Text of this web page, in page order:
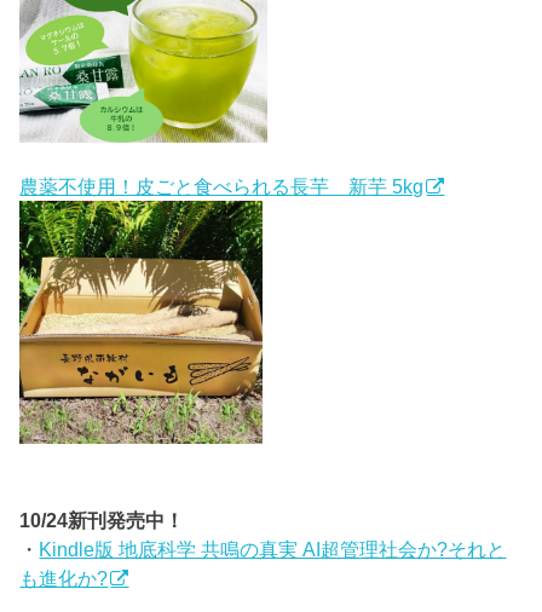
農薬不使用！皮ごと食べられる長芋 新芋 5kg
10/24新刊発売中！
・ Kindle版 地底科学 共鳴の真実 AI超管理社会か?それと
も進化か?